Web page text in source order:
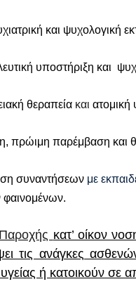
και ψυχολογική
υποστήριξη και
θεραπεία και ατομική
πρώιμη παρέμβαση και
συναντήσεων με
φαινομένων.
κατ’ οίκον
τις ανάγκες
ή κατοικούν σε